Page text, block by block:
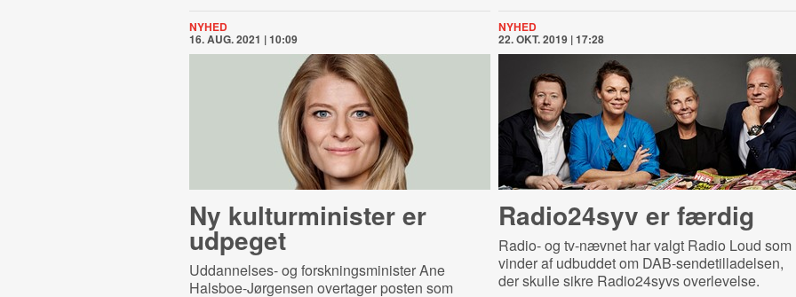
NYHED
16. AUG. 2021 | 10:09
Ny kulturminister er
udpeget
Uddannelses- og forskningsminister Ane
Halsboe-Jørgensen overtager posten som
NYHED
22. OKT. 2019 | 17:28
Radio24syv er færdig
Radio- og tv-nævnet har valgt Radio Loud som
vinder af udbuddet om DAB-sendetilladelsen,
der skulle sikre Radio24syvs overlevelse.